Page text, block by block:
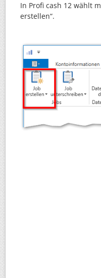
In Profi cash 12 wählt
erstellen“.